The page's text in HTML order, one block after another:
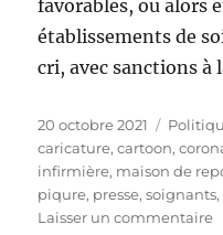
favorables, ou alors
établissements de
cri, avec sanctions à
Publié
le
20 octobre 2021
caricature,cartoon,
infirmière, maison de
piqure, presse,soignants,
Laisser un commentaire